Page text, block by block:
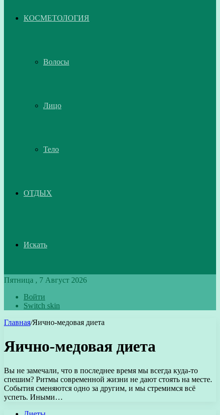
КОСМЕТОЛОГИЯ
Волосы
Лицо
Тело
ОТДЫХ
Искать
Пятница , 7 Август 2026
Войти
Switch skin
Главная/Яично-медовая диета
Яично-медовая диета
Вы не замечали, что в последнее время мы всегда куда-то
спешим? Ритмы современной жизни не дают стоять на месте.
События сменяются одно за другим, и мы стремимся всё
успеть. Иными…